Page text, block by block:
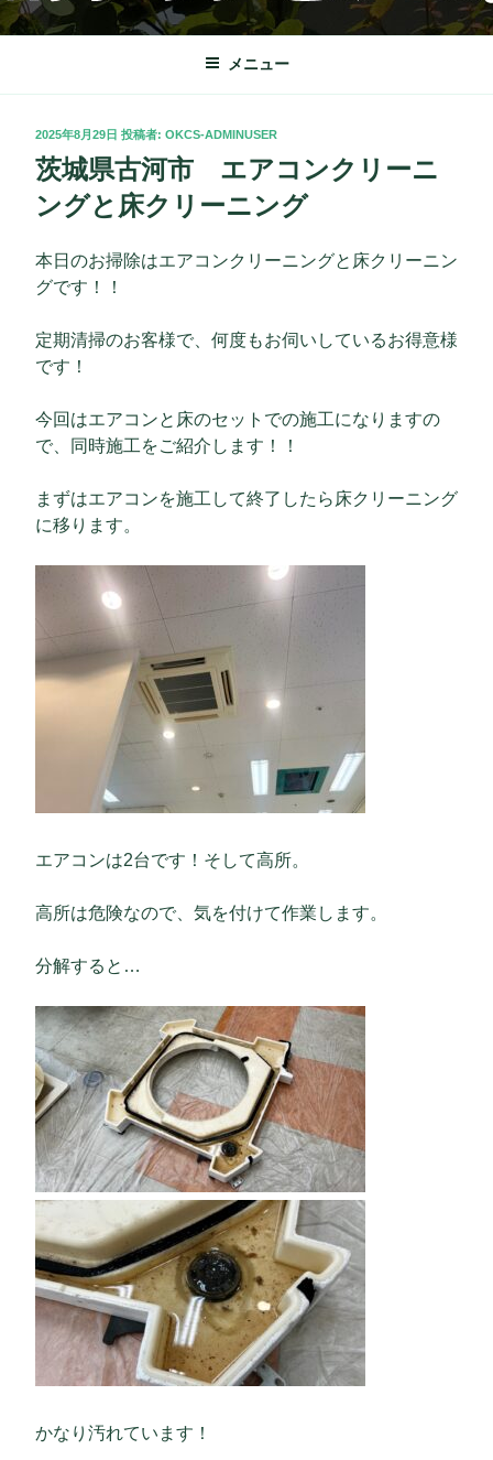
コ
ン
ン
OKクリーンサービス
栃木市を中心に理想の快適な暮らしをサポート致します。
メニュー
投
稿
日:
2025年8月29日 投稿者: OKCS-ADMINUSER
茨城県古河市 エアコンクリーニ
ングと床クリーニング
本日のお掃除はエアコンクリーニングと床クリーニン
グです！！
定期清掃のお客様で、何度もお伺いしているお得意様
です！
今回はエアコンと床のセットでの施工になりますの
で、同時施工をご紹介します！！
まずはエアコンを施工して終了したら床クリーニング
に移ります。
エアコンは2台です！そして高所。
高所は危険なので、気を付けて作業します。
分解すると…
かなり汚れています！